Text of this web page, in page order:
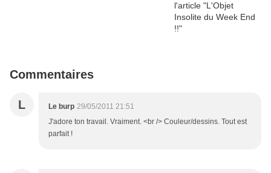
Commentaires
L Le burp 29/05/2011 21:51
J'adore ton travail. Vraiment. <br /> Couleur/dessins. Tout est
parfait !